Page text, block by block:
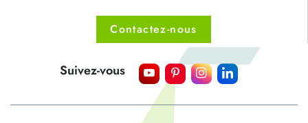
Contactez-nous
Suivez-vous